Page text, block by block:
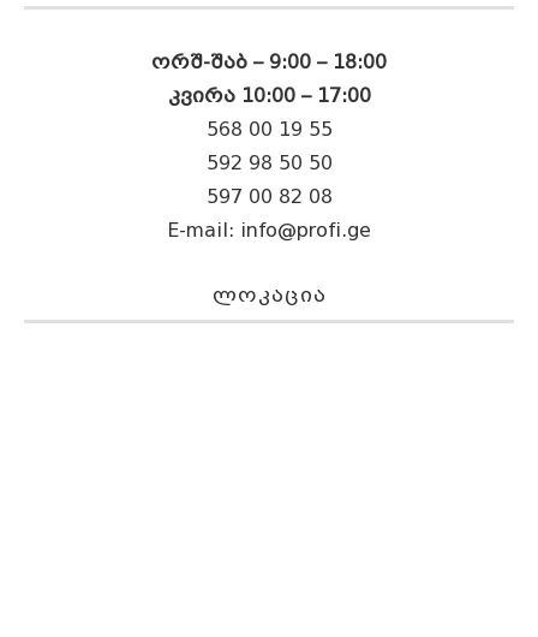
ორშ-შაბ – 9:00 – 18:00
კვირა 10:00 – 17:00
568 00 19 55
592 98 50 50
597 00 82 08
E-mail: info@profi.ge
ᲚᲝᲙᲐᲪᲘᲐ